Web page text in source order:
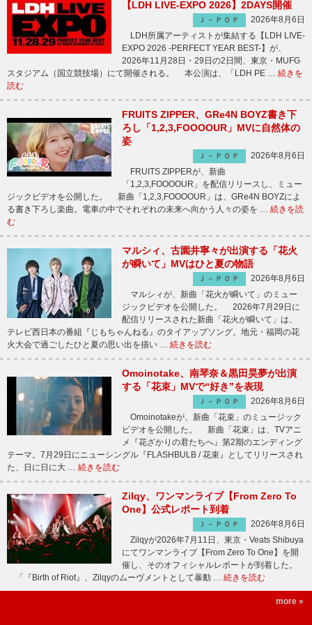
【LDH LIVE-EXPO 2026】2DAYS開催
Ｊ－ＰＯＰ
2026年8月6日
LDH所属アーティストが集結する【LDH LIVE-
EXPO 2026 -PERFECT YEAR BEST-】が、
2026年11月28日・29日の2日間、東京・MUFG
スタジアム（国立競技場）にて開催される。 本公演は、「LDH PE … 続きを
読む
FRUITS ZIPPER、GRe4N BOYZ書き下
ろし「1,2,3,FOOOOUR」MVに自然体の
姿
Ｊ－ＰＯＰ
2026年8月6日
FRUITS ZIPPERが、新曲
「1,2,3,FOOOOUR」を配信リリースし、ミュー
ジックビデオを公開した。 新曲「1,2,3,FOOOOUR」は、GRe4N BOYZによ
る書き下ろし楽曲。電車の中でそれぞれの未来へ向かう人々の姿を … 続きを読
む
マルシィ、古園井寧々が出演する「花火
が瞬いて」MVはひと夏の物語
Ｊ－ＰＯＰ
2026年8月6日
マルシィが、新曲「花火が瞬いて」のミュー
ジックビデオを公開した。 2026年7月29日に
配信リリースされた新曲「花火が瞬いて」は、
テレビ西日本の番組『じもちゃんねる』のタイアップソング。地元・福岡の花
火大会で過ごしたひと夏の思い出を描い … 続きを読む
Omoinotake、南琴奈＆黒田昊夢が出演
する「花束」MVで“好き”を表現
Ｊ－ＰＯＰ
2026年8月6日
Omoinotakeが、新曲「花束」のミュージック
ビデオを公開した。 新曲「花束」は、TVアニ
メ『花ざかりの君たちへ』第2期のエンディング
テーマ。7月29日にニューシングル『FLASHBULB / 花束』としてリリースされ
た、日に日に大 … 続きを読む
Zilqy、ワンマンライブ【From Zero To
One】公式レポート到着
Ｊ－ＰＯＰ
2026年8月6日
Zilqyが2026年7月11日、東京・Veats Shibuya
にてワンマンライブ【From Zero To One】を開
催し、そのオフィシャルレポートが到着した。
「『Birth of Riot』、Zilqyのムーヴメントとして暴動 … 続きを読む
more »